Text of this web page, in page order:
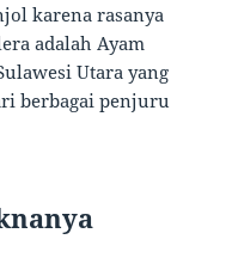
karena rasanya
adalah Ayam
Utara yang
berbagai penjuru